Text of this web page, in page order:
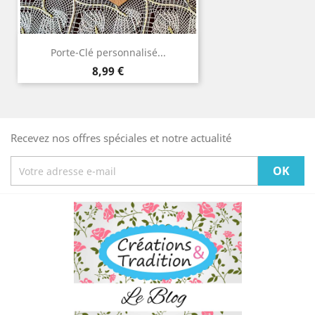
Porte-Clé personnalisé...
Prix
8,99 €
Recevez nos offres spéciales et notre actualité